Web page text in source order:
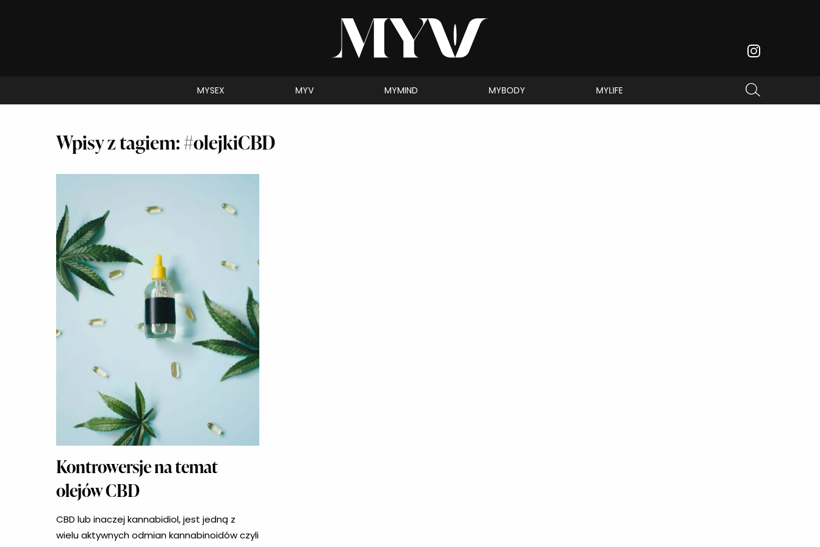
MYSEX MYV MYMIND MYBODY MYLIFE
Wpisy z tagiem: #olejkiCBD
Kontrowersje na temat
olejów CBD
CBD lub inaczej kannabidiol, jest jedną z
wielu aktywnych odmian kannabinoidów czyli